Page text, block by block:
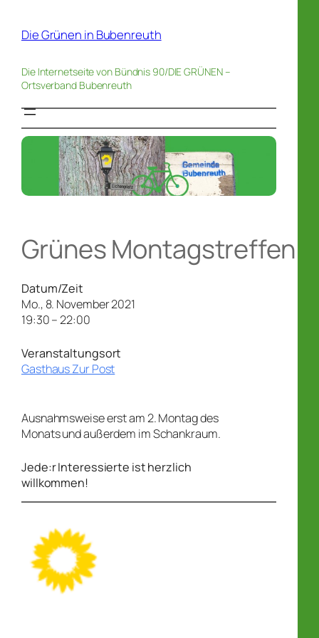
springenDie Grünen in Bubenreuth
Die Internetseite von Bündnis 90/DIE GRÜNEN –
Ortsverband Bubenreuth
Grünes Montagstreffen
Datum/Zeit
Mo., 8. November 2021
19:30 – 22:00
Veranstaltungsort
Gasthaus Zur Post
Ausnahmsweise erst am 2. Montag des
Monats und außerdem im Schankraum.
Jede:r Interessierte ist herzlich
willkommen!